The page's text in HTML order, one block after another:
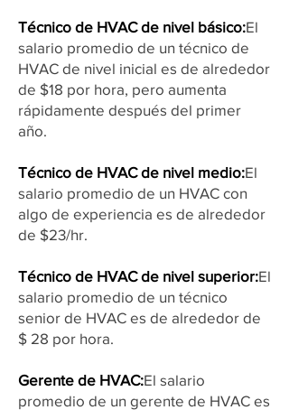
Técnico de HVAC de nivel básico:El
salario promedio de un técnico de
HVAC de nivel inicial es de alrededor
de $18 por hora, pero aumenta
rápidamente después del primer
año.
Técnico de HVAC de nivel medio:El
salario promedio de un HVAC con
algo de experiencia es de alrededor
de $23/hr.
Técnico de HVAC de nivel superior:El
salario promedio de un técnico
senior de HVAC es de alrededor de
$ 28 por hora.
Gerente de HVAC:El salario
promedio de un gerente de HVAC es